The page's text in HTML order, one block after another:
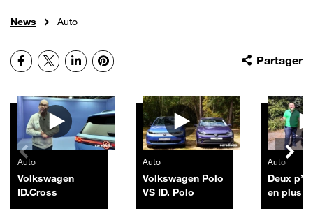
News Auto
Partager
Facebook
X LinkedInPinterest
Autres vidéos
Auto
Volkswagen
ID.Cross
Auto
Volkswagen Polo
VS ID. Polo
Auto
Deux
en plus